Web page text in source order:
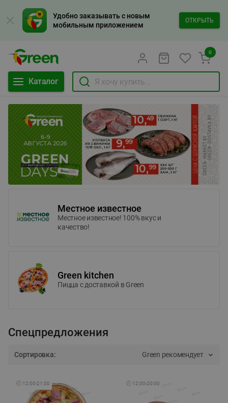
Удобно заказывать с новым
мобильным приложением
ОТКРЫТЬ
Каталог
0
Местное известное
Местное известное! 100% вкус и
качество!
Green kitchen
Пицца c доставкой в Green
Спецпредложения
Сортировка: Green рекомендует
🕘 12:00-21:00 🕘 12:00-20:00